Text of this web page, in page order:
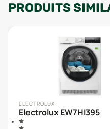
PRODUITS
ELECTROLUX
Electrolux EW7HI395